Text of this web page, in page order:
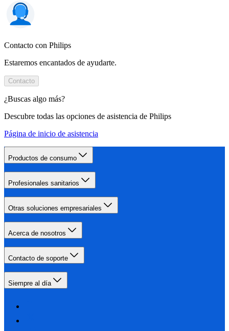
Contacto con Philips
Estaremos encantados de ayudarte.
Contacto
¿Buscas algo más?
Descubre todas las opciones de asistencia de Philips
Página de inicio de asistencia
Productos de consumo
Profesionales sanitarios
Otras soluciones empresariales
Acerca de nosotros
Contacto de soporte
Siempre al día